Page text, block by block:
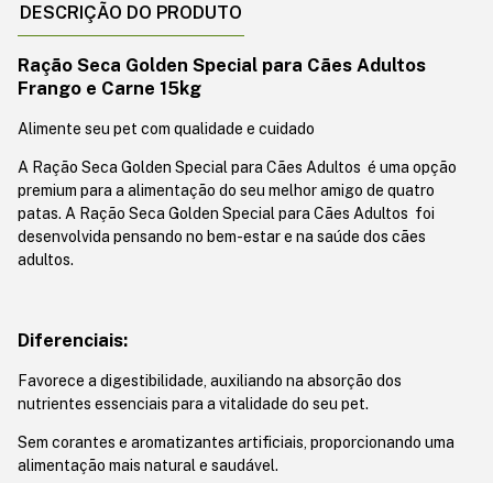
DESCRIÇÃO DO PRODUTO
Ração Seca Golden Special para Cães Adultos
Frango e Carne 15kg
Alimente seu pet com qualidade e cuidado
A Ração Seca Golden Special para Cães Adultos é uma opção
premium para a alimentação do seu melhor amigo de quatro
patas. A Ração Seca Golden Special para Cães Adultos foi
desenvolvida pensando no bem-estar e na saúde dos cães
adultos.
Diferenciais:
Favorece a digestibilidade, auxiliando na absorção dos
nutrientes essenciais para a vitalidade do seu pet.
Sem corantes e aromatizantes artificiais, proporcionando uma
alimentação mais natural e saudável.